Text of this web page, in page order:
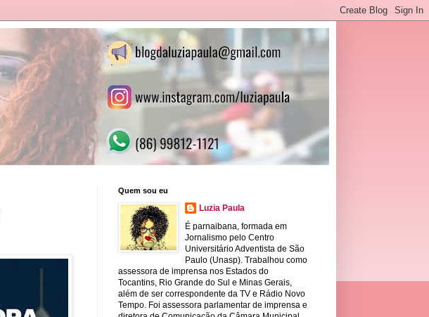
Quem sou eu
Luzia Paula
É parnaibana, formada em
Jornalismo pelo Centro
Universitário Adventista de São
Paulo (Unasp). Trabalhou como
assessora de imprensa nos Estados do
Tocantins, Rio Grande do Sul e Minas Gerais,
além de ser correspondente da TV e Rádio Novo
Tempo. Foi assessora parlamentar de imprensa e